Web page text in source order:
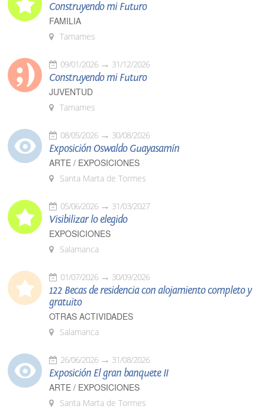
Construyendo mi Futuro
FAMILIA
Tamames
09/01/2026 31/12/2026
Construyendo mi Futuro
JUVENTUD
Tamames
08/05/2026 30/08/2026
Exposición Oswaldo Guayasamín
ARTE / EXPOSICIONES
Santa Marta de Tormes
05/06/2026 31/03/2027
Visibilizar lo elegido
EXPOSICIONES
Salamanca
01/07/2026 30/09/2026
122 Becas de residencia con alojamiento completo y
gratuito
OTRAS ACTIVIDADES
Salamanca
26/06/2026 31/08/2026
Exposición El gran banquete II
ARTE / EXPOSICIONES
Santa Marta de Tormes